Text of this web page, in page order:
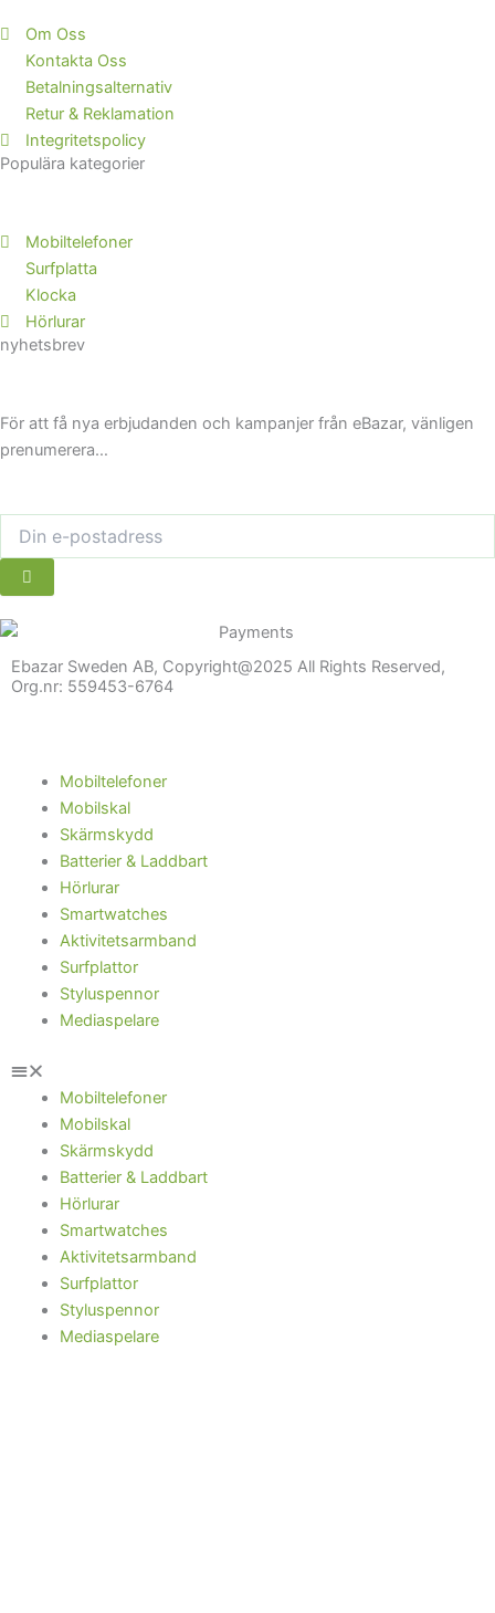
o
o
k
-
f
d
i
n
-
i
n
s
t
Om Oss
Kontakta Oss
Betalningsalternativ
Retur & Reklamation
Integritetspolicy
Populära kategorier
Mobiltelefoner
Surfplatta
Klocka
Hörlurar
nyhetsbrev
För att få nya erbjudanden och kampanjer från eBazar, vänligen
prenumerera…
Ebazar Sweden AB, Copyright@2025 All Rights Reserved,
Org.nr: 559453-6764
Mobiltelefoner
Mobilskal
Skärmskydd
Batterier & Laddbart
Hörlurar
Smartwatches
Aktivitetsarmband
Surfplattor
Styluspennor
Mediaspelare
Menu
Mobiltelefoner
Mobilskal
Skärmskydd
Batterier & Laddbart
Hörlurar
Smartwatches
Aktivitetsarmband
Surfplattor
Styluspennor
Mediaspelare